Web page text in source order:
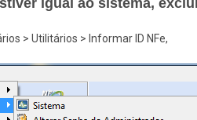
> Utilitários > Informar ID NFe,